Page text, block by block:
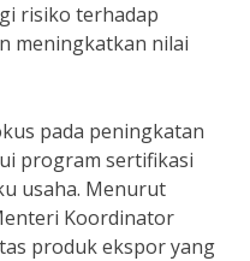
risiko terhadap
meningkatkan nilai
pada peningkatan
program sertifikasi
usaha. Menurut
Koordinator
produk ekspor yang